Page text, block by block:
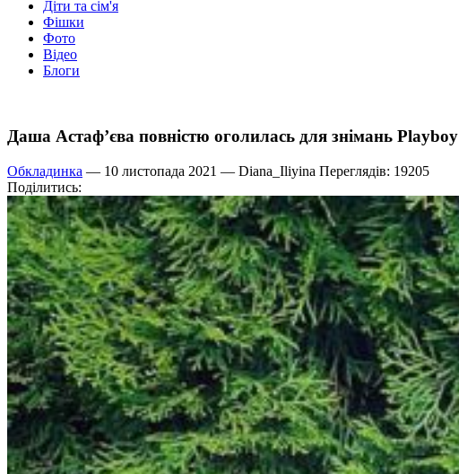
Діти та сім'я
Фішки
Фото
Відео
Блоги
Даша Астаф’єва повністю оголилась для знімань Playboy
Обкладинка — 10 листопада 2021 — Diana_Iliyina Переглядів: 19205
Поділитись: